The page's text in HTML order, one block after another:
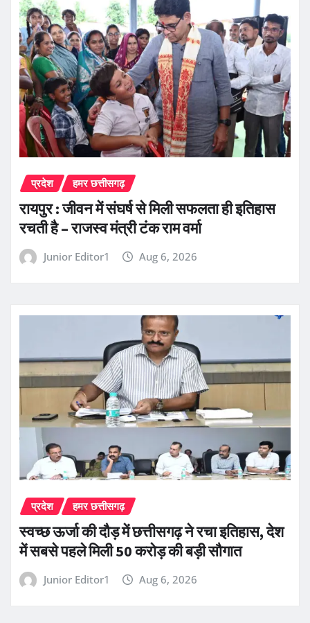
प्रदेश हमर छत्तीसगढ़
रायपुर : जीवन में संघर्ष से मिली सफलता ही इतिहास
रचती है – राजस्व मंत्री टंक राम वर्मा
Junior Editor1 Aug 6, 2026
प्रदेश हमर छत्तीसगढ़
स्वच्छ ऊर्जा की दौड़ में छत्तीसगढ़ ने रचा इतिहास, देश
में सबसे पहले मिली 50 करोड़ की बड़ी सौगात
Junior Editor1 Aug 6, 2026